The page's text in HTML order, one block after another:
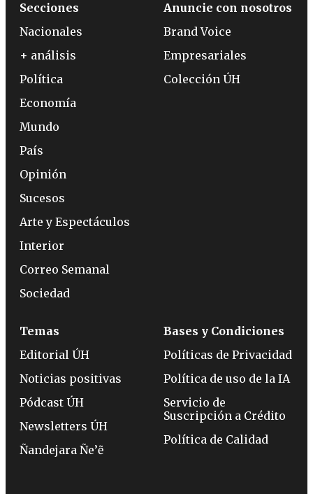
Secciones
Nacionales
+ análisis
Política
Economía
Mundo
País
Opinión
Sucesos
Arte y Espectáculos
Interior
Correo Semanal
Sociedad
Anuncie con nosotros
Brand Voice
Empresariales
Colección ÚH
Temas
Editorial ÚH
Noticias positivas
Pódcast ÚH
Newsletters ÚH
Ñandejara Ñe’ẽ
Bases y Condiciones
Políticas de Privacidad
Política de uso de la IA
Servicio de
Suscripción a Crédito
Política de Calidad